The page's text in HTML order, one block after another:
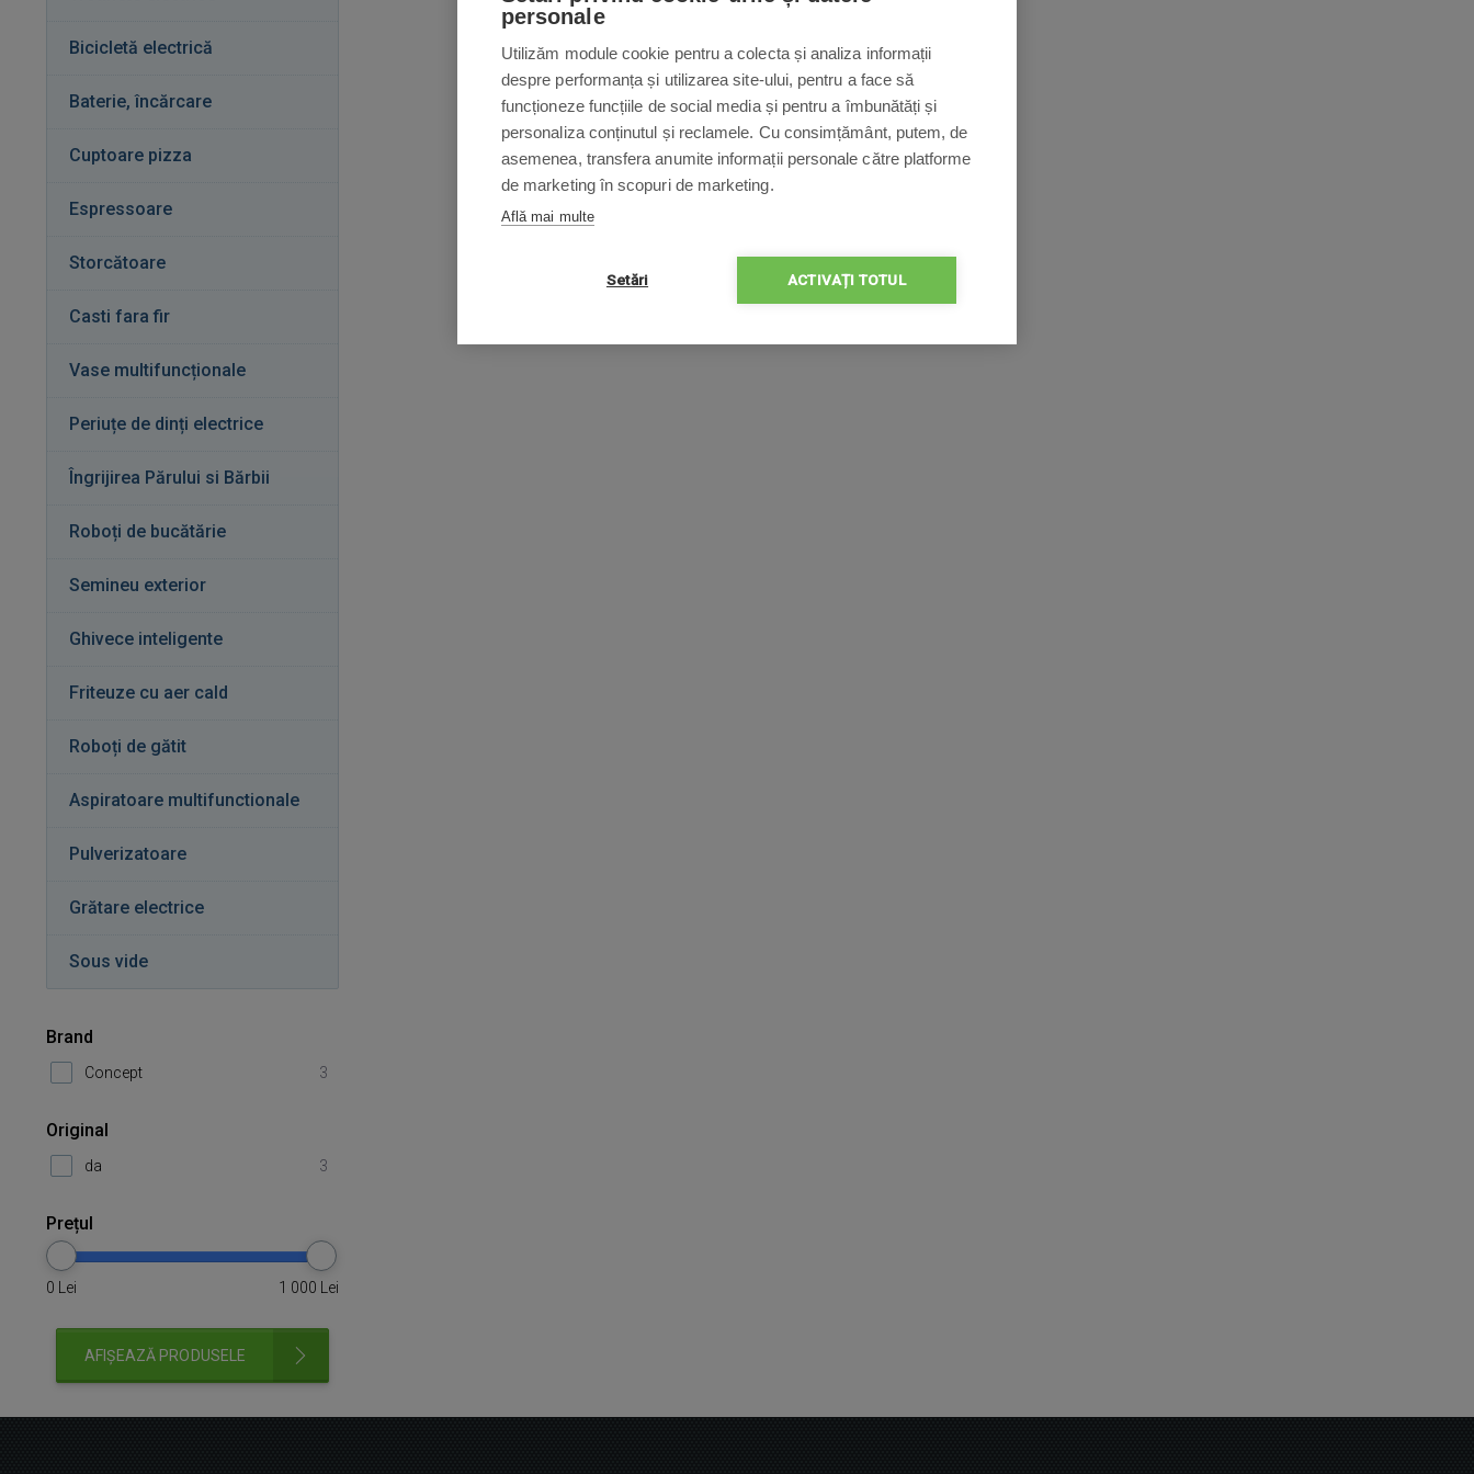
Bicicletă electrică
Baterie, încărcare
Cuptoare pizza
Espressoare
Storcătoare
Casti fara fir
Vase multifuncționale
Periuțe de dinți electrice
Îngrijirea Părului si Bărbii
Roboți de bucătărie
Semineu exterior
Ghivece inteligente
Friteuze cu aer cald
Roboți de gătit
Aspiratoare multifunctionale
Pulverizatoare
Grătare electrice
Sous vide
Brand
Concept 3
Original
da 3
Prețul
0 Lei 1 000 Lei
AFIȘEAZĂ PRODUSELE
personale
Utilizăm module cookie pentru a colecta și analiza informații
despre performanța și utilizarea site-ului, pentru a face să
funcționeze funcțiile de social media și pentru a îmbunătăți și
personaliza conținutul și reclamele. Cu consimțământ, putem, de
asemenea, transfera anumite informații personale către platforme
de marketing în scopuri de marketing.
Află mai multe
Setări ACTIVAȚI TOTUL